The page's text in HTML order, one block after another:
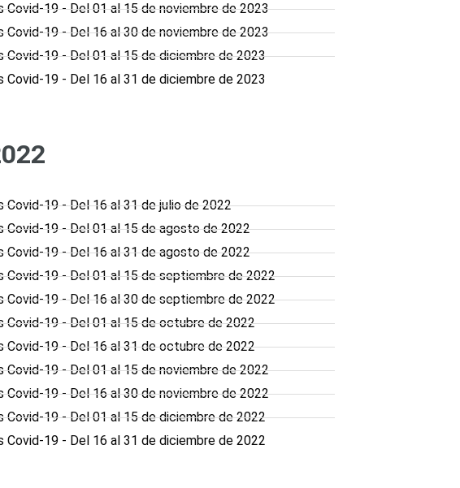
Covid-19 - Del 01 al 15 de noviembre de 2023
Covid-19 - Del 16 al 30 de noviembre de 2023
Covid-19 - Del 01 al 15 de diciembre de 2023
Covid-19 - Del 16 al 31 de diciembre de 2023
Covid-19 - Del 16 al 31 de julio de 2022
Covid-19 - Del 01 al 15 de agosto de 2022
Covid-19 - Del 16 al 31 de agosto de 2022
Covid-19 - Del 01 al 15 de septiembre de 2022
Covid-19 - Del 16 al 30 de septiembre de 2022
Covid-19 - Del 01 al 15 de octubre de 2022
Covid-19 - Del 16 al 31 de octubre de 2022
Covid-19 - Del 01 al 15 de noviembre de 2022
Covid-19 - Del 16 al 30 de noviembre de 2022
Covid-19 - Del 01 al 15 de diciembre de 2022
Covid-19 - Del 16 al 31 de diciembre de 2022